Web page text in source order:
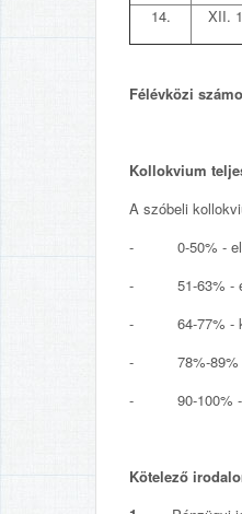
14.
XII.
Félévközi
Kollokvium
A szóbeli
- 0-50% -
- 51-63% -
- 64-77% -
- 78%-89% -
- 90-100% -
Kötelező